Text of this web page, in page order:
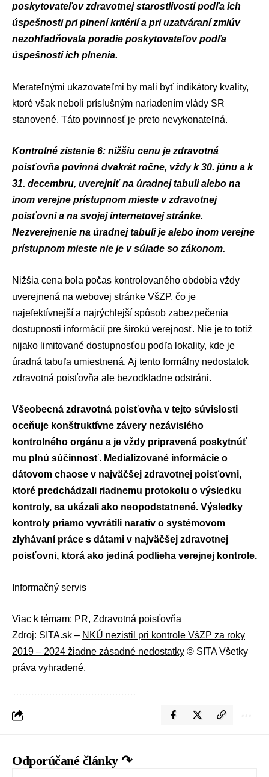
poskytovateľov zdravotnej starostlivosti podľa ich
úspešnosti pri plnení kritérií a pri uzatváraní zmlúv
nezohľadňovala poradie poskytovateľov podľa
úspešnosti ich plnenia.
Merateľnými ukazovateľmi by mali byť indikátory kvality,
ktoré však neboli príslušným nariadením vlády SR
stanovené. Táto povinnosť je preto nevykonateľná.
Kontrolné zistenie 6: nižšiu cenu je zdravotná
poisťovňa povinná dvakrát ročne, vždy k 30. júnu a k
31. decembru, uverejniť na úradnej tabuli alebo na
inom verejne prístupnom mieste v zdravotnej
poisťovni a na svojej internetovej stránke.
Nezverejnenie na úradnej tabuli je alebo inom verejne
prístupnom mieste nie je v súlade so zákonom.
Nižšia cena bola počas kontrolovaného obdobia vždy
uverejnená na webovej stránke VšZP, čo je
najefektívnejší a najrýchlejší spôsob zabezpečenia
dostupnosti informácií pre širokú verejnosť. Nie je to totiž
nijako limitované dostupnosťou podľa lokality, kde je
úradná tabuľa umiestnená. Aj tento formálny nedostatok
zdravotná poisťovňa ale bezodkladne odstráni.
Všeobecná zdravotná poisťovňa v tejto súvislosti
oceňuje konštruktívne závery nezávislého
kontrolného orgánu a je vždy pripravená poskytnúť
mu plnú súčinnosť. Medializované informácie o
dátovom chaose v najväčšej zdravotnej poisťovni,
ktoré predchádzali riadnemu protokolu o výsledku
kontroly, sa ukázali ako neopodstatnené. Výsledky
kontroly priamo vyvrátili naratív o systémovom
zlyhávaní práce s dátami v najväčšej zdravotnej
poisťovni, ktorá ako jediná podlieha verejnej kontrole.
Informačný servis
Viac k témam: PR, Zdravotná poisťovňa
Zdroj: SITA.sk – NKÚ nezistil pri kontrole VšZP za roky
2019 – 2024 žiadne zásadné nedostatky © SITA Všetky
práva vyhradené.
Odporúčané články ↷